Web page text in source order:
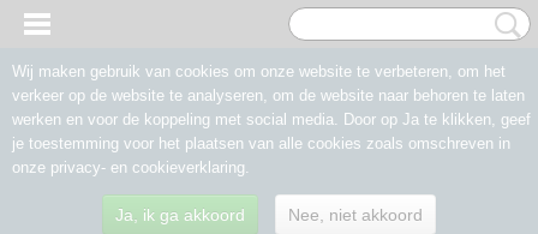
Wij maken gebruik van cookies om onze website te verbeteren, om het
verkeer op de website te analyseren, om de website naar behoren te laten
werken en voor de koppeling met social media. Door op Ja te klikken, geef
je toestemming voor het plaatsen van alle cookies zoals omschreven in
onze privacy- en cookieverklaring.
Ja, ik ga akkoord Nee, niet akkoord